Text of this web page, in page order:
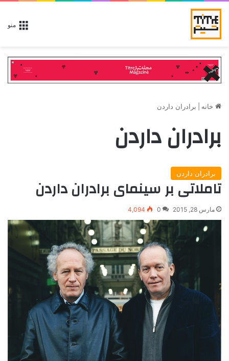
منو
خانه برادران داردن
برادران داردن
برادران داردن
تاملاتی بر سینمای برادران داردن
مارس 28, 2015 0
4,094